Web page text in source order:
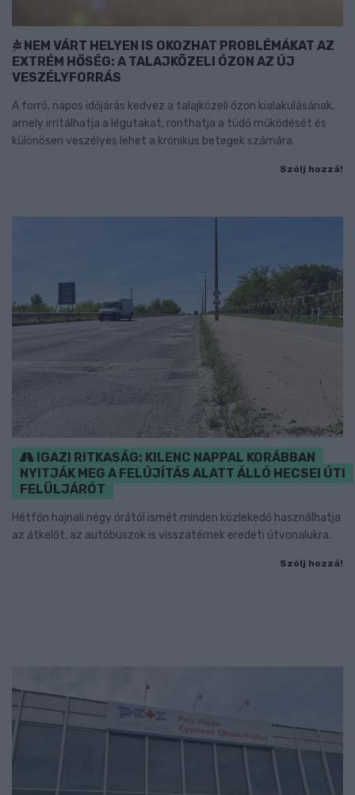
NEM VÁRT HELYEN IS OKOZHAT PROBLÉMÁKAT AZ
EXTRÉM HŐSÉG: A TALAJKÖZELI ÓZON AZ ÚJ
VESZÉLYFORRÁS
A forró, napos időjárás kedvez a talajközeli ózon kialakulásának,
amely irritálhatja a légutakat, ronthatja a tüdő működését és
különösen veszélyes lehet a krónikus betegek számára.
Szólj hozzá!
IGAZI RITKASÁG: KILENC NAPPAL KORÁBBAN
NYITJÁK MEG A FELÚJÍTÁS ALATT ÁLLÓ HECSEI ÚTI
FELÜLJÁRÓT
Hétfőn hajnali négy órától ismét minden közlekedő használhatja
az átkelőt, az autóbuszok is visszatérnek eredeti útvonalukra.
Szólj hozzá!